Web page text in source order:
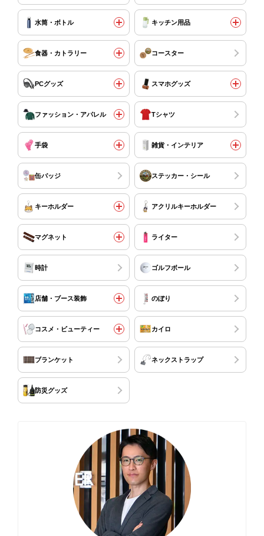
水筒・ボトル キッチン用品
食器・カトラリー コースター
PCグッズ スマホグッズ
ファッション・アパレル Tシャツ
手袋 雑貨・インテリア
缶バッジ ステッカー・シール
キーホルダー アクリルキーホルダー
マグネット ライター
時計 ゴルフボール
店舗・ブース装飾 のぼり
コスメ・ビューティー カイロ
ブランケット ネックストラップ
防災グッズ